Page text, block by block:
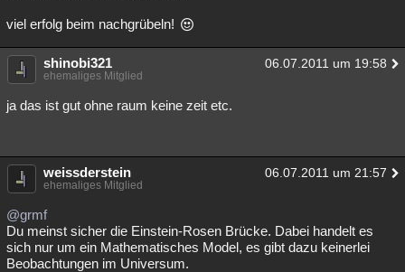
viel erfolg beim nachgrübeln!
shinobi321 06.07.2011 um 19:58
ehemaliges Mitglied
ja das ist gut ohne raum keine zeit etc.
weissderstein 06.07.2011 um 21:57
ehemaliges Mitglied
@grmf
Du meinst sicher die Einstein-Rosen Brücke. Dabei handelt es
sich nur um ein Mathematisches Model, es gibt dazu keinerlei
Beobachtungen im Universum.